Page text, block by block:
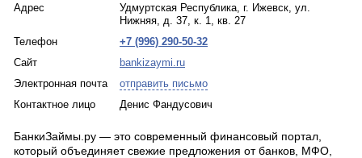
Адрес
Удмуртская Республика, г. Ижевск, ул.
Нижняя, д. 37, к. 1, кв. 27
Телефон
+7 (996) 290-50-32
Сайт
bankizaymi.ru
Электронная почта
отправить письмо
Контактное лицо
Денис Фандусович
БанкиЗаймы.ру — это современный финансовый портал,
который объединяет свежие предложения от банков, МФО,